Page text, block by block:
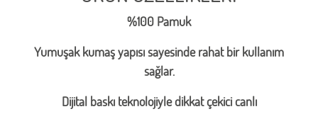
%100 Pamuk
Yumuşak kumaş yapısı sayesinde rahat bir kullanım
sağlar.
Dijital baskı teknolojiyle dikkat çekici canlı